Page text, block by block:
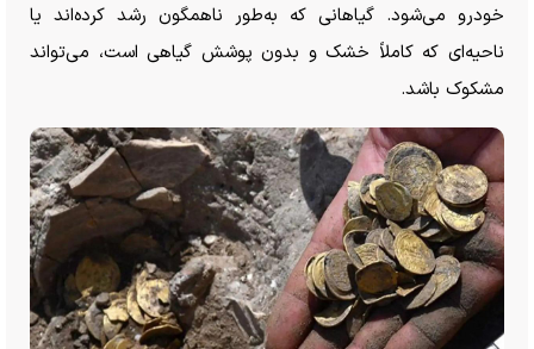
خودرو می‌شود. گیاهانی که به‌طور ناهمگون رشد کرده‌اند یا
ناحیه‌ای که کاملاً خشک و بدون پوشش گیاهی است، می‌تواند
مشکوک باشد.